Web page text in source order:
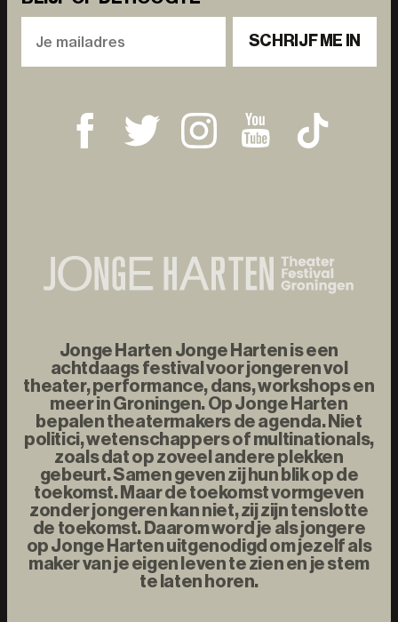
SCHRIJF ME IN
Jonge Harten Jonge Harten is een
achtdaags festival voor jongeren vol
theater, performance, dans, workshops en
meer in Groningen. Op Jonge Harten
bepalen theatermakers de agenda. Niet
politici, wetenschappers of multinationals,
zoals dat op zoveel andere plekken
gebeurt. Samen geven zij hun blik op de
toekomst. Maar de toekomst vormgeven
zonder jongeren kan niet, zij zijn tenslotte
de toekomst. Daarom word je als jongere
op Jonge Harten uitgenodigd om jezelf als
maker van je eigen leven te zien en je stem
te laten horen.